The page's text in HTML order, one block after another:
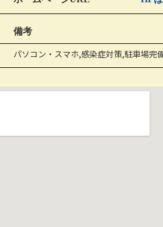
備考
パソコン・スマホ,感染症対策,駐車場完